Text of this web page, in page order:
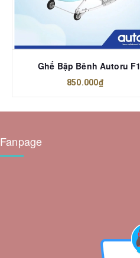
Ghế Bập Bênh Autoru F1
850.000₫
Fanpage